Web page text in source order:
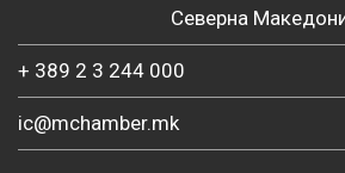
Северна
+ 389 2 3 244 000
ic@mchamber.mk